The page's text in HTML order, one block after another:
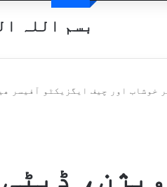
بسم اللہ
خوشاب اور چیف ایگزیکٹو آفیسر
ڈپٹی